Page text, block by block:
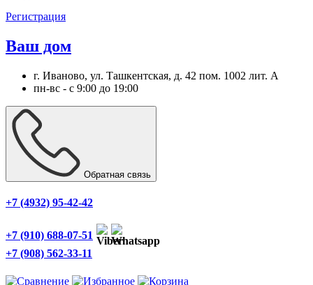
Регистрация
Ваш дом
г. Иваново, ул. Ташкентская, д. 42 пом. 1002 лит. А
пн-вс - с 9:00 до 19:00
Обратная связь
+7 (4932) 95-42-42
+7 (910) 688-07-51
+7 (908) 562-33-11